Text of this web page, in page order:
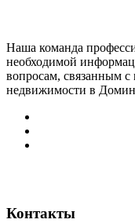
Наша команда
необходимой
вопросам, связанным
недвижимости в
Контакты